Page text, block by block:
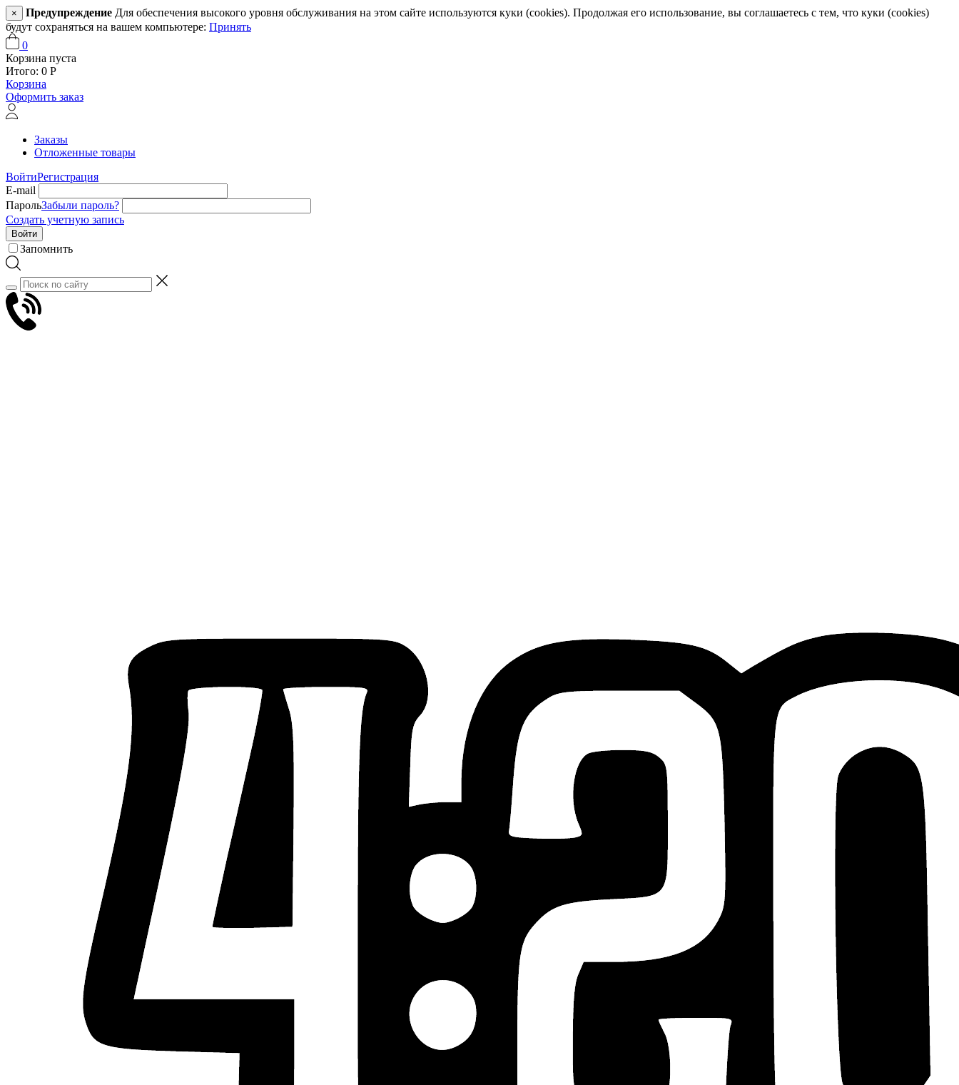
× Предупреждение Для обеспечения высокого уровня обслуживания на этом сайте используются куки (cookies). Продолжая его использование, вы соглашаетесь с тем, что куки (cookies)
будут сохраняться на вашем компьютере: Принять
0
Корзина пуста
Итого: 0 Р
Корзина
Оформить заказ
Заказы
Отложенные товары
ВойтиРегистрация
E-mail
ПарольЗабыли пароль?
Создать учетную запись
Войти
Запомнить